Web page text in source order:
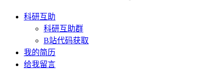
科研互助
科研互助群
B站代码获取
我的简历
给我留言